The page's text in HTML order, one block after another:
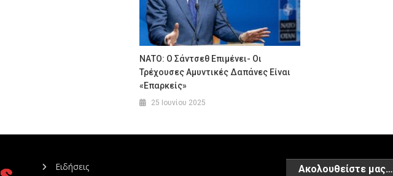
ΝΑΤΟ: Ο Σάντσεθ Επιμένει- Οι
Τρέχουσες Αμυντικές Δαπάνες Είναι
«επαρκείς»
25 Ιουνίου 2025
Ειδήσεις
Ακολουθείστε μας…